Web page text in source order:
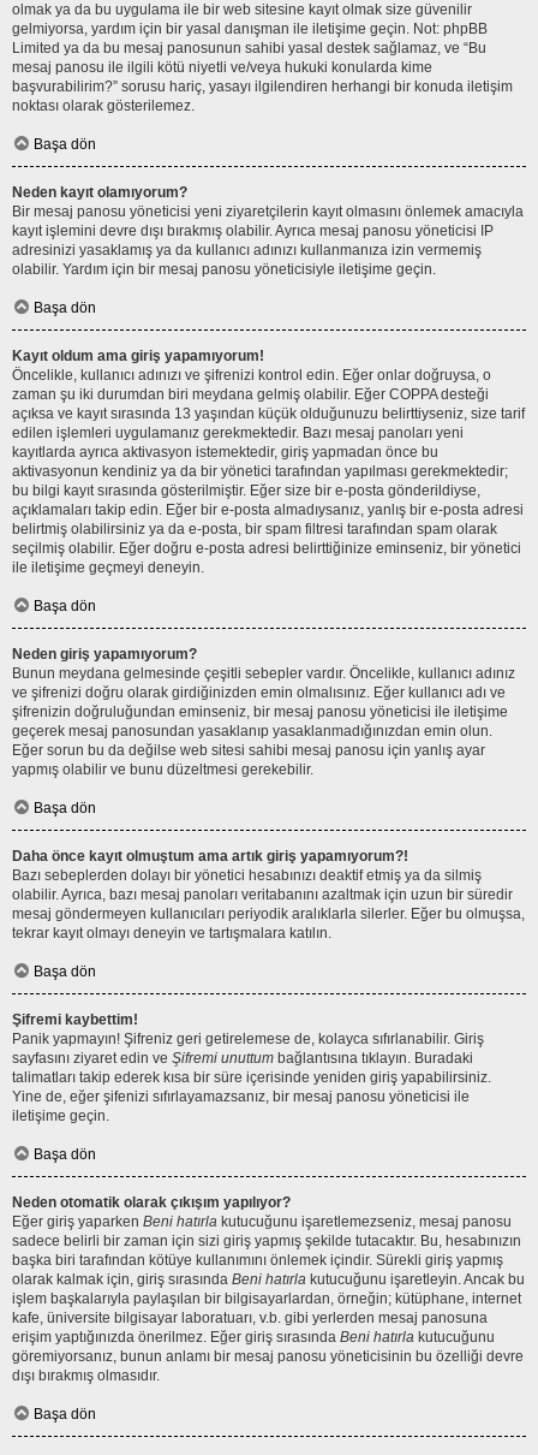
olmak ya da bu uygulama ile bir web sitesine kayıt olmak size güvenilir
gelmiyorsa, yardım için bir yasal danışman ile iletişime geçin. Not: phpBB
Limited ya da bu mesaj panosunun sahibi yasal destek sağlamaz, ve “Bu
mesaj panosu ile ilgili kötü niyetli ve/veya hukuki konularda kime
başvurabilirim?” sorusu hariç, yasayı ilgilendiren herhangi bir konuda iletişim
noktası olarak gösterilemez.
Başa dön
Neden kayıt olamıyorum?
Bir mesaj panosu yöneticisi yeni ziyaretçilerin kayıt olmasını önlemek amacıyla
kayıt işlemini devre dışı bırakmış olabilir. Ayrıca mesaj panosu yöneticisi IP
adresinizi yasaklamış ya da kullanıcı adınızı kullanmanıza izin vermemiş
olabilir. Yardım için bir mesaj panosu yöneticisiyle iletişime geçin.
Başa dön
Kayıt oldum ama giriş yapamıyorum!
Öncelikle, kullanıcı adınızı ve şifrenizi kontrol edin. Eğer onlar doğruysa, o
zaman şu iki durumdan biri meydana gelmiş olabilir. Eğer COPPA desteği
açıksa ve kayıt sırasında 13 yaşından küçük olduğunuzu belirttiyseniz, size tarif
edilen işlemleri uygulamanız gerekmektedir. Bazı mesaj panoları yeni
kayıtlarda ayrıca aktivasyon istemektedir, giriş yapmadan önce bu
aktivasyonun kendiniz ya da bir yönetici tarafından yapılması gerekmektedir;
bu bilgi kayıt sırasında gösterilmiştir. Eğer size bir e-posta gönderildiyse,
açıklamaları takip edin. Eğer bir e-posta almadıysanız, yanlış bir e-posta adresi
belirtmiş olabilirsiniz ya da e-posta, bir spam filtresi tarafından spam olarak
seçilmiş olabilir. Eğer doğru e-posta adresi belirttiğinize eminseniz, bir yönetici
ile iletişime geçmeyi deneyin.
Başa dön
Neden giriş yapamıyorum?
Bunun meydana gelmesinde çeşitli sebepler vardır. Öncelikle, kullanıcı adınız
ve şifrenizi doğru olarak girdiğinizden emin olmalısınız. Eğer kullanıcı adı ve
şifrenizin doğruluğundan eminseniz, bir mesaj panosu yöneticisi ile iletişime
geçerek mesaj panosundan yasaklanıp yasaklanmadığınızdan emin olun.
Eğer sorun bu da değilse web sitesi sahibi mesaj panosu için yanlış ayar
yapmış olabilir ve bunu düzeltmesi gerekebilir.
Başa dön
Daha önce kayıt olmuştum ama artık giriş yapamıyorum?!
Bazı sebeplerden dolayı bir yönetici hesabınızı deaktif etmiş ya da silmiş
olabilir. Ayrıca, bazı mesaj panoları veritabanını azaltmak için uzun bir süredir
mesaj göndermeyen kullanıcıları periyodik aralıklarla silerler. Eğer bu olmuşsa,
tekrar kayıt olmayı deneyin ve tartışmalara katılın.
Başa dön
Şifremi kaybettim!
Panik yapmayın! Şifreniz geri getirelemese de, kolayca sıfırlanabilir. Giriş
sayfasını ziyaret edin ve Şifremi unuttum bağlantısına tıklayın. Buradaki
talimatları takip ederek kısa bir süre içerisinde yeniden giriş yapabilirsiniz.
Yine de, eğer şifenizi sıfırlayamazsanız, bir mesaj panosu yöneticisi ile
iletişime geçin.
Başa dön
Neden otomatik olarak çıkışım yapılıyor?
Eğer giriş yaparken Beni hatırla kutucuğunu işaretlemezseniz, mesaj panosu
sadece belirli bir zaman için sizi giriş yapmış şekilde tutacaktır. Bu, hesabınızın
başka biri tarafından kötüye kullanımını önlemek içindir. Sürekli giriş yapmış
olarak kalmak için, giriş sırasında Beni hatırla kutucuğunu işaretleyin. Ancak bu
işlem başkalarıyla paylaşılan bir bilgisayarlardan, örneğin; kütüphane, internet
kafe, üniversite bilgisayar laboratuarı, v.b. gibi yerlerden mesaj panosuna
erişim yaptığınızda önerilmez. Eğer giriş sırasında Beni hatırla kutucuğunu
göremiyorsanız, bunun anlamı bir mesaj panosu yöneticisinin bu özelliği devre
dışı bırakmış olmasıdır.
Başa dön